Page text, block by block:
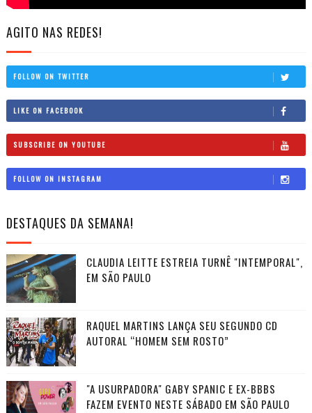
AGITO NAS REDES!
FOLLOW ON TWITTER
LIKE ON FACEBOOK
SUBSCRIBE ON YOUTUBE
FOLLOW ON INSTAGRAM
DESTAQUES DA SEMANA!
CLAUDIA LEITTE ESTREIA TURNÊ "INTEMPORAL",
EM SÃO PAULO
RAQUEL MARTINS LANÇA SEU SEGUNDO CD
AUTORAL “HOMEM SEM ROSTO”
"A USURPADORA" GABY SPANIC E EX-BBBS
FAZEM EVENTO NESTE SÁBADO EM SÃO PAULO